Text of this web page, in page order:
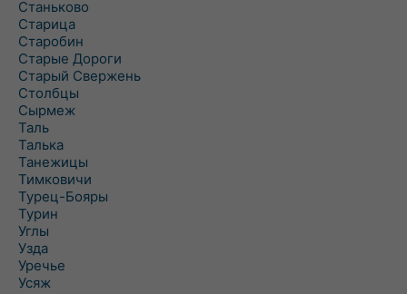
Станьково
Старица
Старобин
Старые Дороги
Старый Свержень
Столбцы
Сырмеж
Таль
Талька
Танежицы
Тимковичи
Турец-Бояры
Турин
Углы
Узда
Уречье
Усяж